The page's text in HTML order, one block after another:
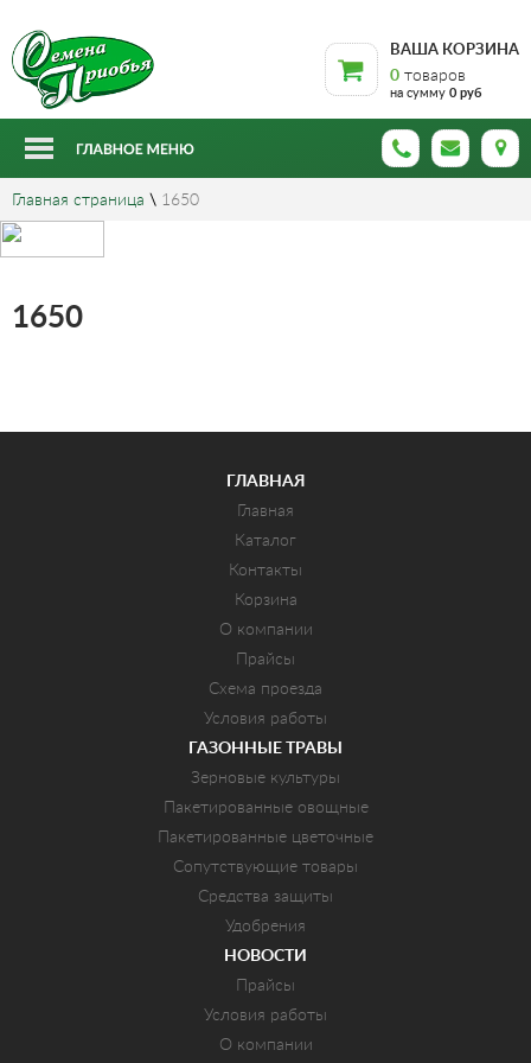
ВАША КОРЗИНА
0 товаров
на сумму 0 руб
Главная страница \ 1650
1650
ГЛАВНАЯ
Главная
Каталог
Контакты
Корзина
О компании
Прайсы
Схема проезда
Условия работы
ГАЗОННЫЕ ТРАВЫ
Зерновые культуры
Пакетированные овощные
Пакетированные цветочные
Сопутствующие товары
Средства защиты
Удобрения
НОВОСТИ
Прайсы
Условия работы
О компании